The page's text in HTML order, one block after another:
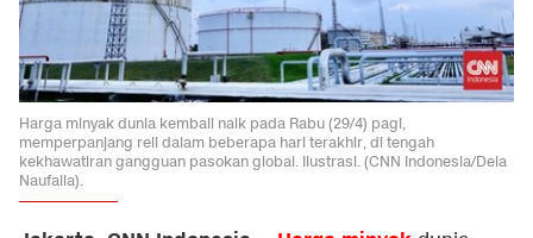
Harga minyak dunia kembali naik pada Rabu (29/4) pagi,
memperpanjang reli dalam beberapa hari terakhir, di tengah
kekhawatiran gangguan pasokan global. Ilustrasi. (CNN Indonesia/Dela
Naufalia).